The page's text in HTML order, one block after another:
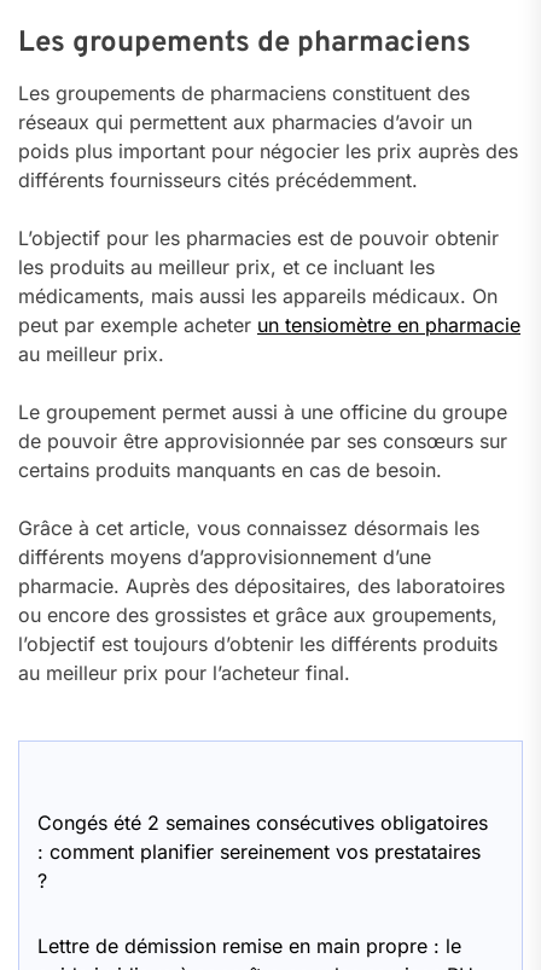
Les groupements de pharmaciens
Les groupements de pharmaciens constituent des
réseaux qui permettent aux pharmacies d’avoir un
poids plus important pour négocier les prix auprès des
différents fournisseurs cités précédemment.
L’objectif pour les pharmacies est de pouvoir obtenir
les produits au meilleur prix, et ce incluant les
médicaments, mais aussi les appareils médicaux. On
peut par exemple acheter un tensiomètre en pharmacie
au meilleur prix.
Le groupement permet aussi à une officine du groupe
de pouvoir être approvisionnée par ses consœurs sur
certains produits manquants en cas de besoin.
Grâce à cet article, vous connaissez désormais les
différents moyens d’approvisionnement d’une
pharmacie. Auprès des dépositaires, des laboratoires
ou encore des grossistes et grâce aux groupements,
l’objectif est toujours d’obtenir les différents produits
au meilleur prix pour l’acheteur final.
Congés été 2 semaines consécutives obligatoires
: comment planifier sereinement vos prestataires
?
Lettre de démission remise en main propre : le